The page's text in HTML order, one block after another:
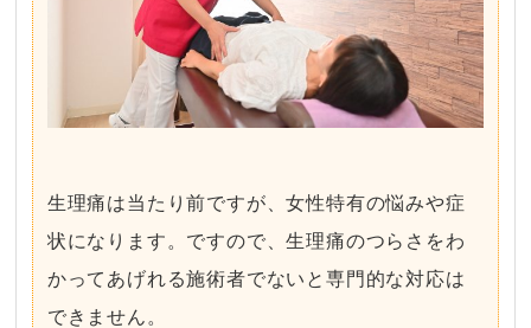
生理痛は当たり前ですが、女性特有の悩みや症
状になります。ですので、生理痛のつらさをわ
かってあげれる施術者でないと専門的な対応は
できません。